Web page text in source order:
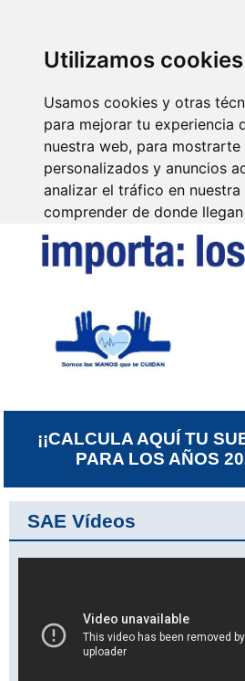
Utilizamos cookies
Usamos cookies y otras
para mejorar tu experiencia
nuestra web, para
personalizados y anuncios
analizar el tráfico en
comprender de donde
visitantes.
Configurar
¡¡CALCULA AQUÍ TU
PARA LOS AÑOS
SAE Vídeos